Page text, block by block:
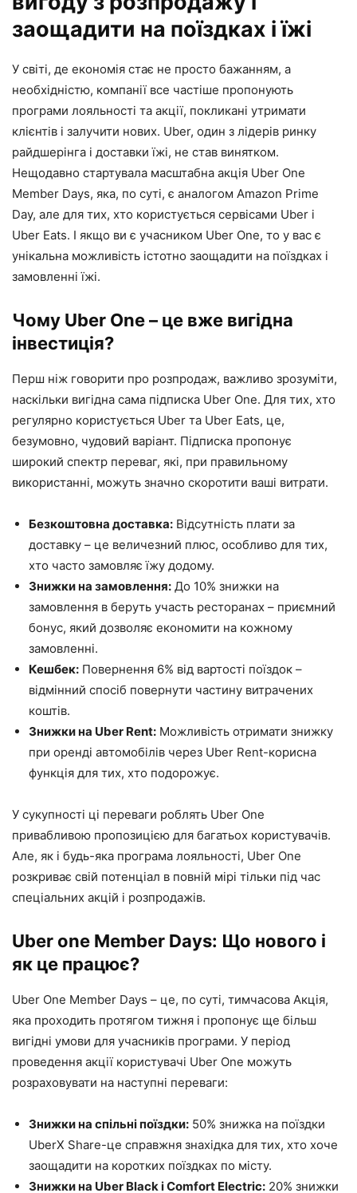
заощадити на поїздках і їжі
У світі, де економія стає не просто бажанням, а
необхідністю, компанії все частіше пропонують
програми лояльності та акції, покликані утримати
клієнтів і залучити нових. Uber, один з лідерів ринку
райдшерінга і доставки їжі, не став винятком.
Нещодавно стартувала масштабна акція Uber One
Member Days, яка, по суті, є аналогом Amazon Prime
Day, але для тих, хто користується сервісами Uber і
Uber Eats. І якщо ви є учасником Uber One, то у вас є
унікальна можливість істотно заощадити на поїздках і
замовленні їжі.
Чому Uber One – це вже вигідна
інвестиція?
Перш ніж говорити про розпродаж, важливо зрозуміти,
наскільки вигідна сама підписка Uber One. Для тих, хто
регулярно користується Uber та Uber Eats, це,
безумовно, чудовий варіант. Підписка пропонує
широкий спектр переваг, які, при правильному
використанні, можуть значно скоротити ваші витрати.
Безкоштовна доставка: Відсутність плати за
доставку – це величезний плюс, особливо для тих,
хто часто замовляє їжу додому.
Знижки на замовлення: До 10% знижки на
замовлення в беруть участь ресторанах – приємний
бонус, який дозволяє економити на кожному
замовленні.
Кешбек: Повернення 6% від вартості поїздок –
відмінний спосіб повернути частину витрачених
коштів.
Знижки на Uber Rent: Можливість отримати знижку
при оренді автомобілів через Uber Rent-корисна
функція для тих, хто подорожує.
У сукупності ці переваги роблять Uber One
привабливою пропозицією для багатьох користувачів.
Але, як і будь-яка програма лояльності, Uber One
розкриває свій потенціал в повній мірі тільки під час
спеціальних акцій і розпродажів.
Uber one Member Days: Що нового і
як це працює?
Uber One Member Days – це, по суті, тимчасова Акція,
яка проходить протягом тижня і пропонує ще більш
вигідні умови для учасників програми. У період
проведення акції користувачі Uber One можуть
розраховувати на наступні переваги:
Знижки на спільні поїздки: 50% знижка на поїздки
UberX Share-це справжня знахідка для тих, хто хоче
заощадити на коротких поїздках по місту.
Знижки на Uber Black і Comfort Electric: 20% знижки